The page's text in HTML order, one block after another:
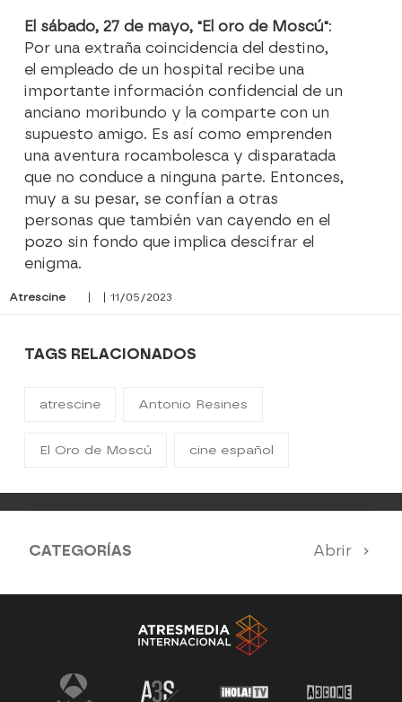
El sábado, 27 de mayo, "El oro de Moscú":
Por una extraña coincidencia del destino,
el empleado de un hospital recibe una
importante información confidencial de un
anciano moribundo y la comparte con un
supuesto amigo. Es así como emprenden
una aventura rocambolesca y disparatada
que no conduce a ninguna parte. Entonces,
muy a su pesar, se confían a otras
personas que también van cayendo en el
pozo sin fondo que implica descifrar el
enigma.
Atrescine | | 11/05/2023
TAGS RELACIONADOS
atrescine Antonio Resines
El Oro de Moscú cine español
CATEGORÍAS Abrir
Nuestros destacados mensuales
Toda la programación de Atrescine